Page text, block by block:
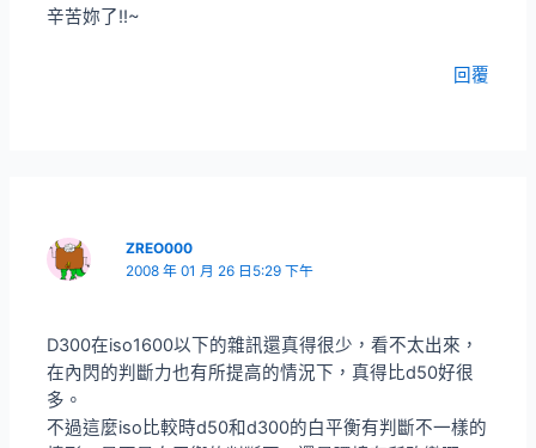
辛苦妳了!!~
回覆
ZREO000
2008 年 01 月 26 日5:29 下午
D300在iso1600以下的雜訊還真得很少，看不太出來，
在內閃的判斷力也有所提高的情況下，真得比d50好很
多。
不過這麼iso比較時d50和d300的白平衡有判斷不一樣的